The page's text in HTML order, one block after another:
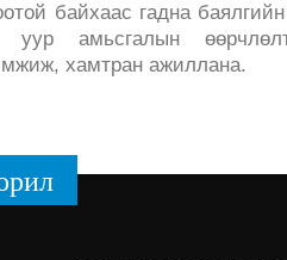
байхаас гадна
уур амьсгалын
хамтран ажиллана.